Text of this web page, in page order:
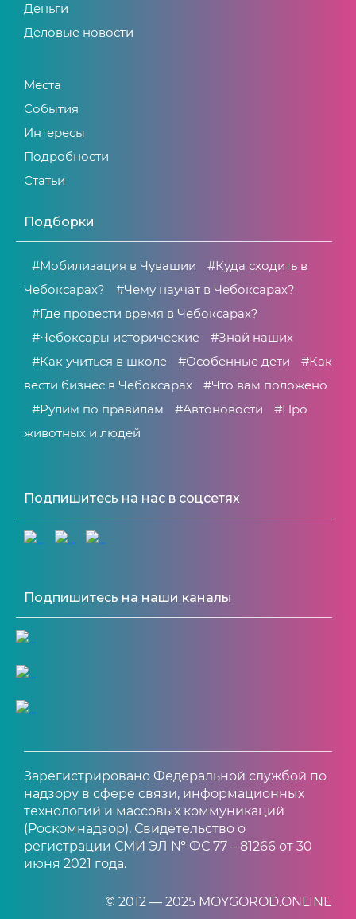
Деньги
Деловые новости
Места
События
Интересы
Подробности
Статьи
Подборки
#Мобилизация в Чувашии
#Куда сходить в
Чебоксарах?
#Чему научат в Чебоксарах?
#Где провести время в Чебоксарах?
#Чебоксары исторические
#Знай наших
#Как учиться в школе
#Особенные дети
#Как
вести бизнес в Чебоксарах
#Что вам положено
#Рулим по правилам
#Автоновости
#Про
животных и людей
Подпишитесь на нас в соцсетях
Подпишитесь на наши каналы
Зарегистрировано Федеральной службой по
надзору в сфере связи, информационных
технологий и массовых коммуникаций
(Роскомнадзор). Свидетельство о
регистрации СМИ ЭЛ № ФС 77 – 81266 от 30
июня 2021 года.
© 2012 — 2025 MOYGOROD.ONLINE